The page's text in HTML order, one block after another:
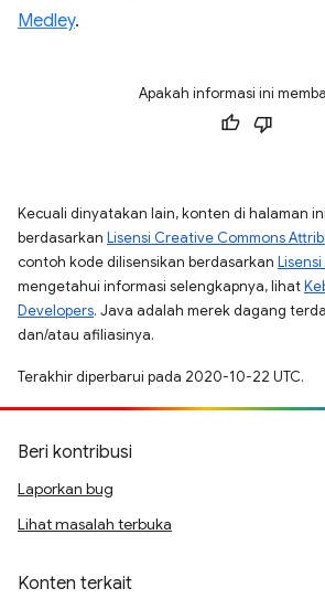
Medley.
Apakah informasi ini
Kecuali dinyatakan lain, konten di halaman
berdasarkan Lisensi Creative Commons
contoh kode dilisensikan berdasarkan
mengetahui informasi selengkapnya, lihat
Developers. Java adalah merek dagang
dan/atau afiliasinya.
Terakhir diperbarui pada 2020-10-22 UTC.
Beri kontribusi
Laporkan bug
Lihat masalah terbuka
Konten terkait